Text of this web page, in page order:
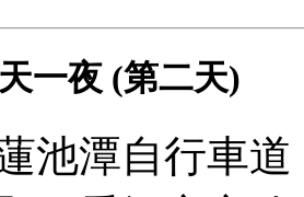
一夜 (第二天)
池潭自行車